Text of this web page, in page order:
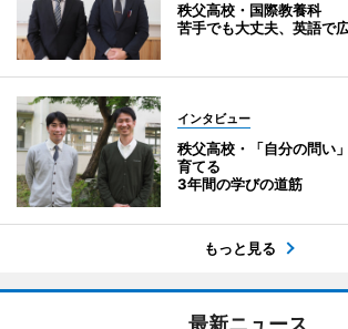
秩父高校・国際教養科
苦手でも大丈夫、英語で
インタビュー
秩父高校・「自分の問い
育てる
3年間の学びの道筋
もっと見る